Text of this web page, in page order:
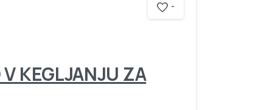
-
KEGLJANJU ZA